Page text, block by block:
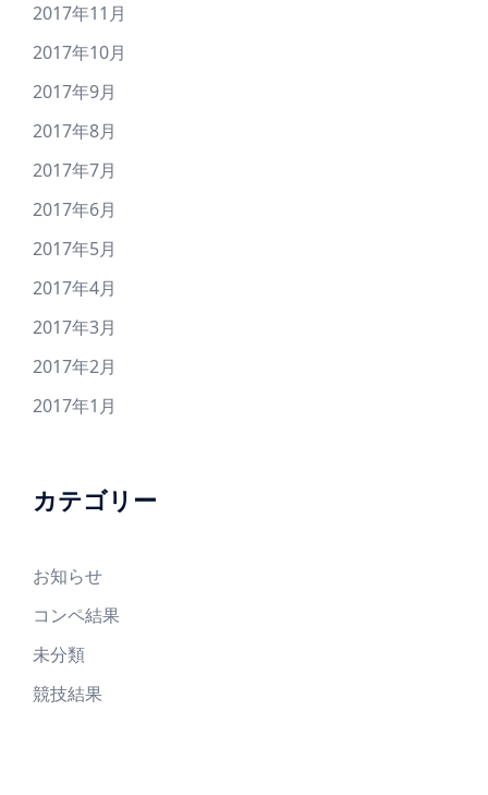
2017年11月
2017年10月
2017年9月
2017年8月
2017年7月
2017年6月
2017年5月
2017年4月
2017年3月
2017年2月
2017年1月
カテゴリー
お知らせ
コンペ結果
未分類
競技結果